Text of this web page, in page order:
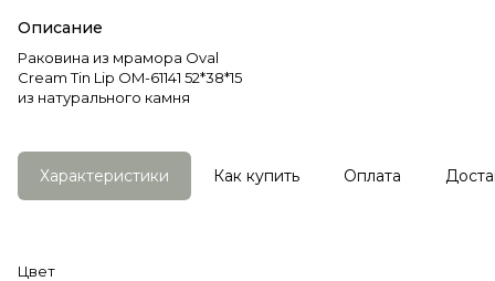
Описание
Раковина из мрамора Oval
Cream Tin Lip OM-61141 52*38*15
из натурального камня
Характеристики Как купить Оплата
Цвет